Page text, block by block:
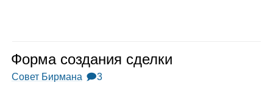
Форма созда­ния сделки
Совет Бирмана 🗩3